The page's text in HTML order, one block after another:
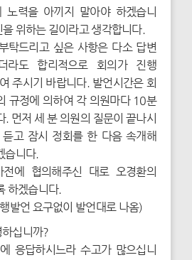
노력을 아끼지 말아야 하겠습니
위하는 길이라고 생각합니다.
탁드리고 싶은 사항은 다소 답변
라도 합리적으로 회의가 진행
주시기 바랍니다. 발언시간은 회
규정에 의하여 각 의원마다 10분
. 먼저 세 분 의원의 질문이 끝나시
고 잠시 정회를 한 다음 속개해
습니다.
에 협의해주신 대로 오경환의
하겠습니다.
발언 요구없이 발언대로 나옴)
십니까?
응답하시느라 수고가 많으십니